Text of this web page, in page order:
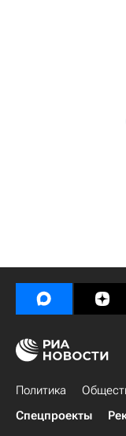
Политика
Спецпроекты